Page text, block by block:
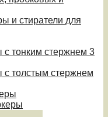
и стиратели для
тонким стержнем 3
толстым стержнем